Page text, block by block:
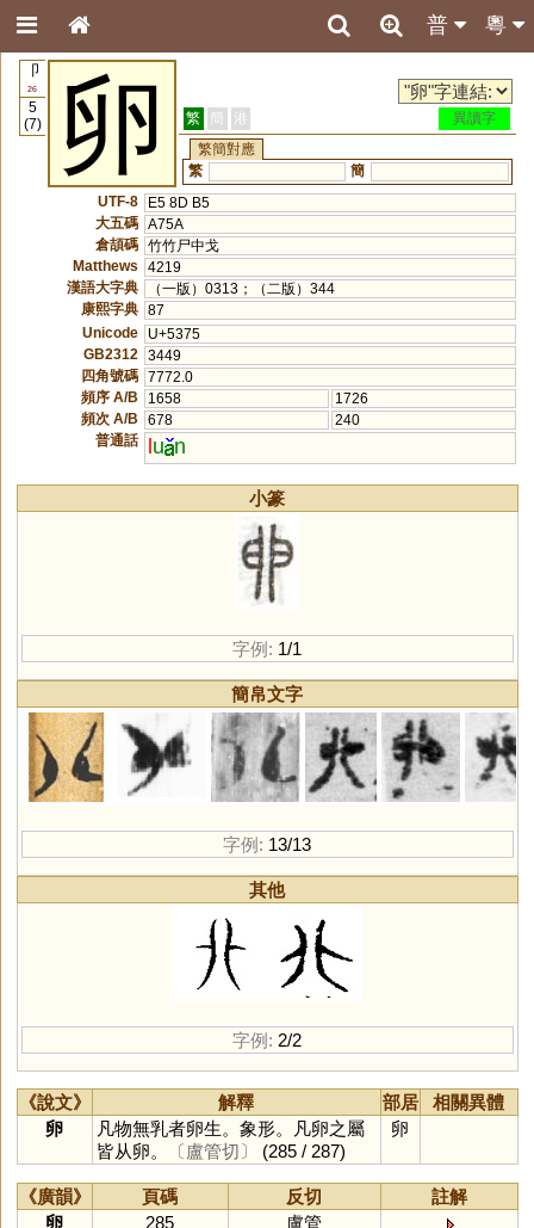
粵
普
卩
26
5
(7)
卵 繁 簡 港
異讀字
繁簡對應
繁
簡
UTF-8
E5 8D B5
大五碼 A75A
倉頡碼 竹竹尸中戈
Matthews
4219
漢語大字典
（一版）0313；（二版）344
康熙字典 87
Unicode
U+5375
GB2312
3449
四角號碼 7772.0
頻序 A/B
1658
1726
頻次 A/B
678
240
普通話
lu n
小篆
字例: 1/1
簡帛文字
字例: 13/13
其他
字例: 2/2
《說文》 解釋 部居
相關異體
卵
凡物無乳者卵生。象形。凡卵之屬
皆从卵。
〔盧管切〕 (285 / 287)
卵
《廣韻》 頁碼 反切
註解
卵
285
盧管